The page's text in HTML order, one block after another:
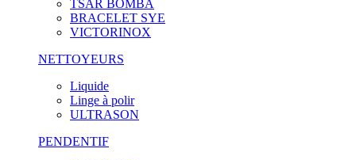
TSAR BOMBA
BRACELET SYE
VICTORINOX
NETTOYEURS
Liquide
Linge à polir
ULTRASON
PENDENTIF